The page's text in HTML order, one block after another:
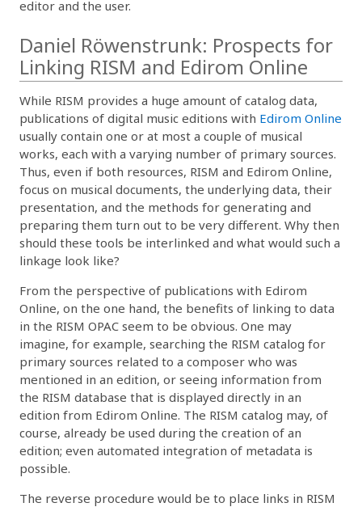
editor and the user.
Daniel Röwenstrunk: Prospects for
Linking RISM and Edirom Online
While RISM provides a huge amount of catalog data,
publications of digital music editions with Edirom Online
usually contain one or at most a couple of musical
works, each with a varying number of primary sources.
Thus, even if both resources, RISM and Edirom Online,
focus on musical documents, the underlying data, their
presentation, and the methods for generating and
preparing them turn out to be very different. Why then
should these tools be interlinked and what would such a
linkage look like?
From the perspective of publications with Edirom
Online, on the one hand, the benefits of linking to data
in the RISM OPAC seem to be obvious. One may
imagine, for example, searching the RISM catalog for
primary sources related to a composer who was
mentioned in an edition, or seeing information from
the RISM database that is displayed directly in an
edition from Edirom Online. The RISM catalog may, of
course, already be used during the creation of an
edition; even automated integration of metadata is
possible.
The reverse procedure would be to place links in RISM